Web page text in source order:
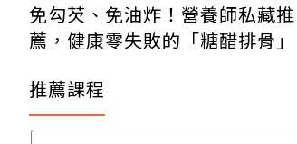
免勾芡、免油炸！營養師私藏推
薦，健康零失敗的「糖醋排骨」
推薦課程